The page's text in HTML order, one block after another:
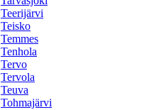
Teerijärvi
Teisko
Temmes
Tenhola
Tervo
Tervola
Teuva
Tohmajärvi